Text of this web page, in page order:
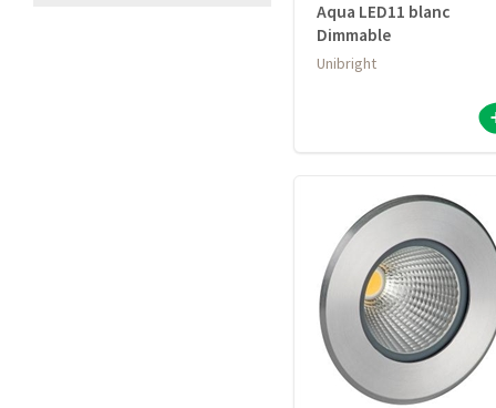
Aqua LED11 blanc
Dimmable
Unibright